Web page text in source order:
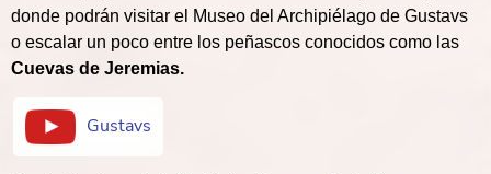
donde podrán visitar el Museo del Archipiélago de Gustavs
o escalar un poco entre los peñascos conocidos como las
Cuevas de Jeremias.
Gustavs